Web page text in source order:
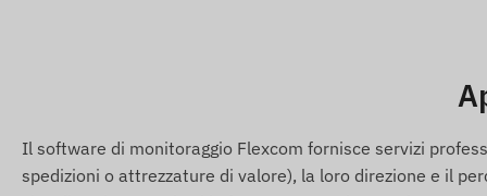
Passaggio automatico tra le modalità sleep e awake
Ingressi e uscite digitali e analogici (es. per l'arresto
Allarmi
Il software di monitoraggio Flexcom fornisce servizi
spedizioni o attrezzature di valore), la loro direzione e il